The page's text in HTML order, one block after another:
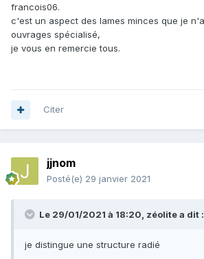
francois06.
c'est un aspect des lames minces que je
ouvrages spécialisé,
je vous en remercie tous.
Citer
jjnom
Posté(e) 29 janvier 2021
Le 29/01/2021 à 18:20, zéolitea dit :
je distingue une structure radié